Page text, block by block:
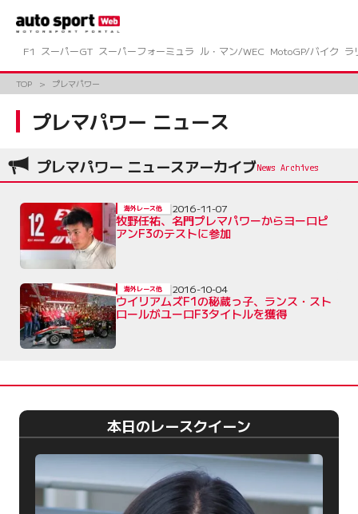
ツ
ス
F1 スーパーGT スーパーフォーミュラ ル・マン/WEC MotoGP/バイク ラ
TOP プレマパワー
プレマパワー ニュース
プレマパワー ニュースアーカイブ
牧野任祐、名門プレマパワーからヨーロピ
アンF3のテストに参加
海外レース他 2016-11-07
ウイリアムズF1の秘蔵っ子、ランス・スト
ロールがユーロF3タイトルを獲得
海外レース他 2016-10-04
本日のレースクイーン